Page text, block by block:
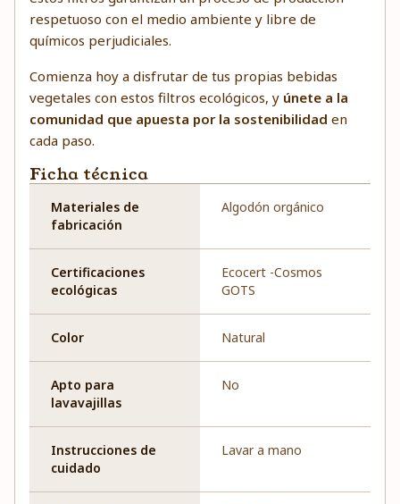
respetuoso con el medio ambiente y libre de
químicos perjudiciales.
Comienza hoy a disfrutar de tus propias bebidas
vegetales con estos filtros ecológicos, y únete a la
comunidad que apuesta por la sostenibilidad en
cada paso.
Ficha técnica
Materiales de
fabricación
Algodón orgánico
Certificaciones
ecológicas
Ecocert -Cosmos
GOTS
Color Natural
Apto para
lavavajillas
No
Instrucciones de
cuidado
Lavar a mano